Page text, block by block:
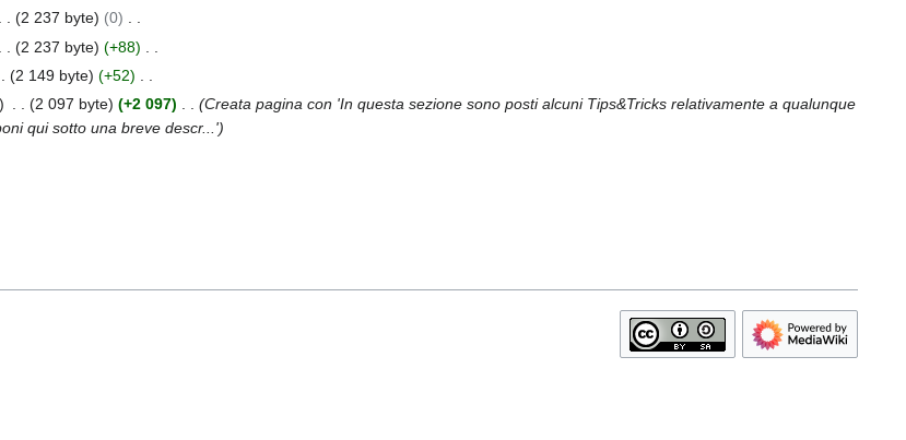
2 237 byte
0
2 237 byte
+88
2 149 byte
+52
2 097 byte +2 097
Creata pagina con 'In questa sezione sono posti alcuni Tips&Tricks relativamente a qualunque
qui sotto una breve descr...'